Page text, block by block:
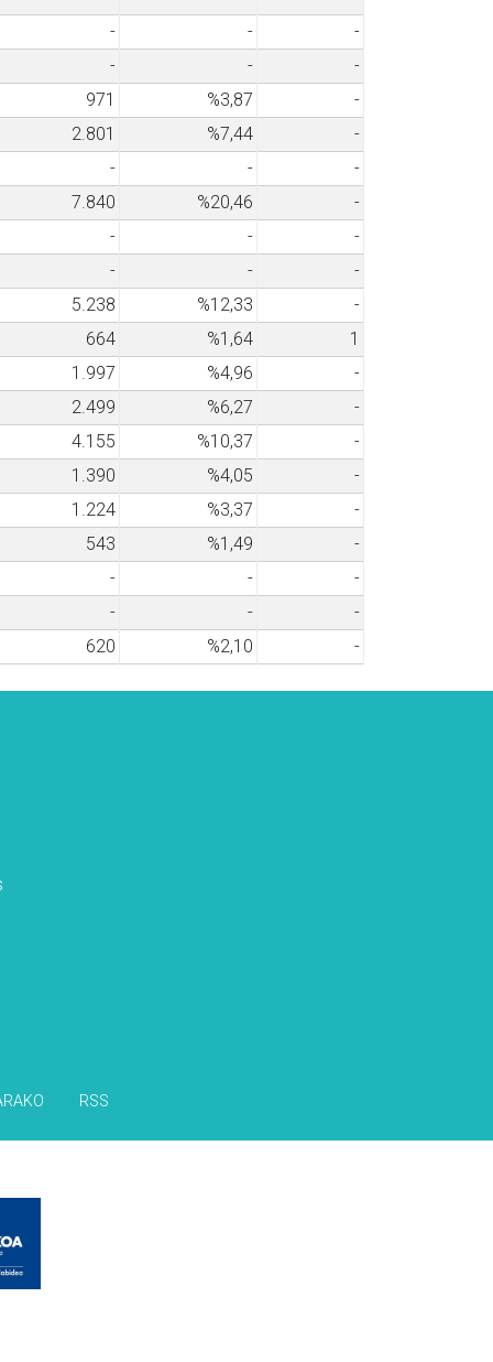
- -
-
- -
-
971 %3,87
-
2.801 %7,44
-
- -
-
7.840 %20,46
-
- -
-
- -
-
5.238 %12,33
-
664 %1,64
1
1.997 %4,96
-
2.499 %6,27
-
4.155 %10,37
-
1.390 %4,05
-
1.224 %3,37
-
543 %1,49
-
- -
-
- -
-
620 %2,10 -
RSS